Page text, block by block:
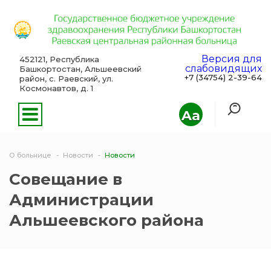
Aa
452121, Республика
Башкортостан, Альшеевский
район, с. Раевский, ул.
Космонавтов, д. 1
Версия для
слабовидящих
+7 (34754) 2-39-64
О больнице Новости Новости
Совещание в
Администрации
Альшеевского района